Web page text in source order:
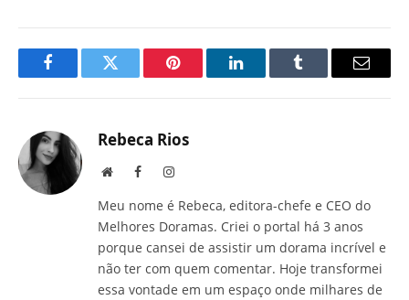
FacebookTwitter Pinterest LinkedInTumblr
E-
Rebeca Rios
Site FacebookInstagram
Meu nome é Rebeca, editora-chefe e CEO do
Melhores Doramas. Criei o portal há 3 anos
porque cansei de assistir um dorama incrível e
não ter com quem comentar. Hoje transformei
essa vontade em um espaço onde milhares de